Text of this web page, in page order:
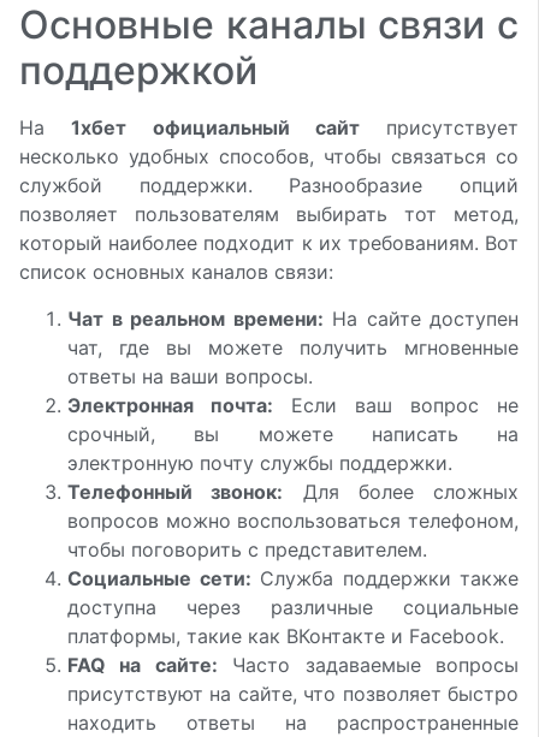
Основные каналы связи с
поддержкой
На1хбет официальный сайтприсутствует
несколько удобных способов, чтобы связаться со
службой поддержки. Разнообразие опций
позволяет пользователям выбирать тот метод,
который наиболее подходит к их требованиям. Вот
список основных каналов связи:
Чат в реальном времени: На сайте доступен
чат, где вы можете получить мгновенные
ответы на ваши вопросы.
Электронная почта: Если ваш вопрос не
срочный, вы можете написать на
электронную почту службы поддержки.
Телефонный звонок: Для более сложных
вопросов можно воспользоваться телефоном,
чтобы поговорить с представителем.
Социальные сети: Служба поддержки также
доступна через различные социальные
платформы, такие как ВКонтакте и Facebook.
FAQ на сайте: Часто задаваемые вопросы
присутствуют на сайте, что позволяет быстро
находить ответы на распространенные